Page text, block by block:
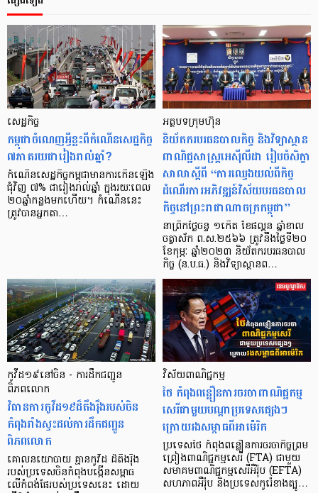
សេដ្ឋកិច្ច
កម្ពុជា​ចំណេញ​អ្វី​ខ្លះ​ពី​កំណើន​សេដ្ឋកិច្ច​
៧​ភាគរយ​ជា​រៀង​រាល់​ឆ្នាំ?
កំណើន​សេដ្ឋកិច្ច​កម្ពុជា​មាន​ការ​កើន​ឡើង​
ជុំវិញ ៧% ជា​រៀង​រាល់​ឆ្នាំ ក្នុង​រយៈ​ពេល
២០​ឆ្នាំ​កន្លង​មក​ហើយ។ កំណើន​នេះ
ត្រូវ​បាន​អ្នក​តា…
អត្ថបទក្រុមហ៊ុន
និយ័តករបរធនបាលកិច្ច និងវិទ្យាស្ថាន
ពាណិជ្ជសាស្រ្តអេស៊ីលីដា រៀបចំសិក្ខា
សាលាស្ដីពី “ការឈ្វេងយល់ពីកិច្ច
ដំណើរការអភិវឌ្ឍន៍វិស័យបរធនបាល
កិច្ចនៅព្រះរាជាណាចក្រកម្ពុជា”
នាព្រឹកថ្ងៃចន្ទ ១កើត ខែផល្គុន ឆ្នាំខាល
ចត្វាស័ក ព.ស.២៥៦៦ ត្រូវនឹងថ្ងៃទី២០
ខែកុម្ភៈ ឆ្នាំ២០២៣ និយ័តករបរធនបាល
កិច្ច (ន.ប.ធ.) និងវិទ្យាស្ថានព…
កូវីដ១៩នៅចិន - ការដឹកជញ្ជូន
ពិភពលោក
វិធានការ​កូវីដ១៩​ដ៏​តឹងរ៉ឹង​របស់​ចិន
កំពុង​​រាំងស្ទះ​ដល់​ការដឹកជញ្ជូន​
ពិភពលោក
គោលនយោបាយ គ្មានកូវីដ ដ៏តឹងរ៉ឹង
របស់ប្រទេសចិនកំពុងបង្កើនសម្ពាធ
លើកំពង់ផែរបស់ប្រទេសនេះ ដោយ
វិស័យពាណិជ្ជកម្ម
ថៃ កំពុងពន្លឿនការចរចាពាណិជ្ជកម្ម
សេរីជាមួយបណ្តាប្រទេសផ្សេងៗ
ក្រោយរងសម្ពាធពីអាម៉េរិក
ប្រទេសថៃ កំពុងពន្លឿនការចរចាកិច្ចព្រម
ព្រៀងពាណិជ្ជកម្មសេរី (FTA) ជាមួយ
សមាគមពាណិជ្ជកម្មសេរីអឺរ៉ុប (EFTA)
សហភាពអឺរ៉ុប និងប្រទេសកូរ៉េខាងត្បូ…